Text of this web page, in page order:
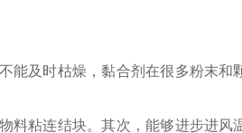
能及时枯燥，黏合剂在很多粉末和
料粘连结块。其次，能够进步进风